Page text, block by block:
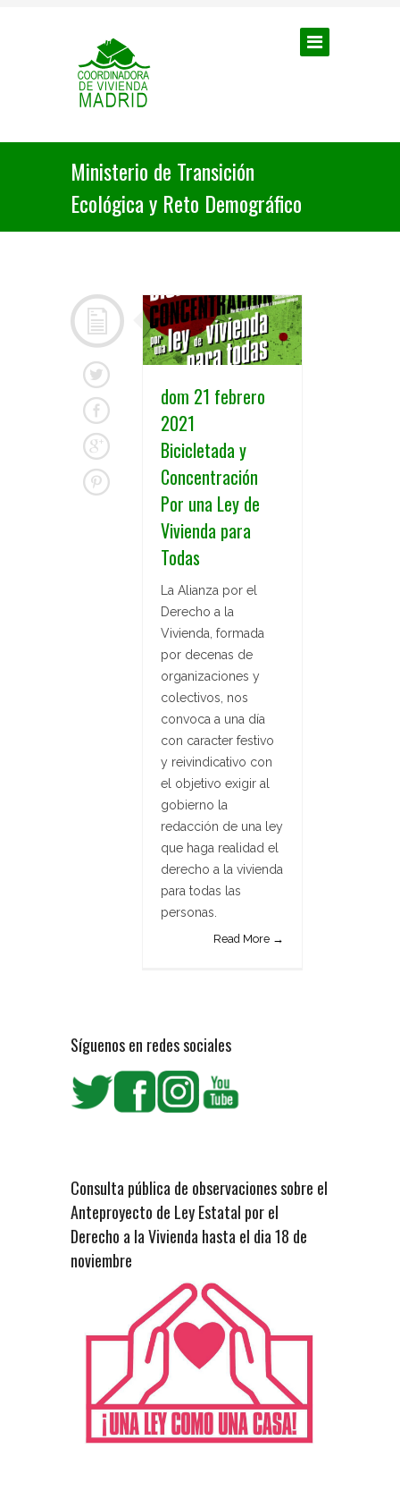
Ministerio de Transición
Ecológica y Reto Demográfico
dom 21 febrero
2021
Bicicletada y
Concentración
Por una Ley de
Vivienda para
Todas
La Alianza por el
Derecho a la
Vivienda, formada
por decenas de
organizaciones y
colectivos, nos
convoca a una día
con caracter festivo
y reivindicativo con
el objetivo exigir al
gobierno la
redacción de una ley
que haga realidad el
derecho a la vivienda
para todas las
personas.
Read More →
Síguenos en redes sociales
Consulta pública de observaciones sobre el
Anteproyecto de Ley Estatal por el
Derecho a la Vivienda hasta el dia 18 de
noviembre